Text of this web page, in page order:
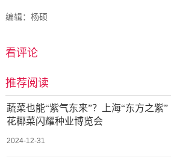
编辑：杨硕
看评论
推荐阅读
蔬菜也能“紫气东来”？上海“东方之紫”
花椰菜闪耀种业博览会
2024-12-31